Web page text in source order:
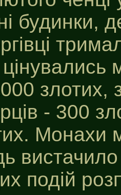
будинки,
злотих,
- 300
Монахи
подій